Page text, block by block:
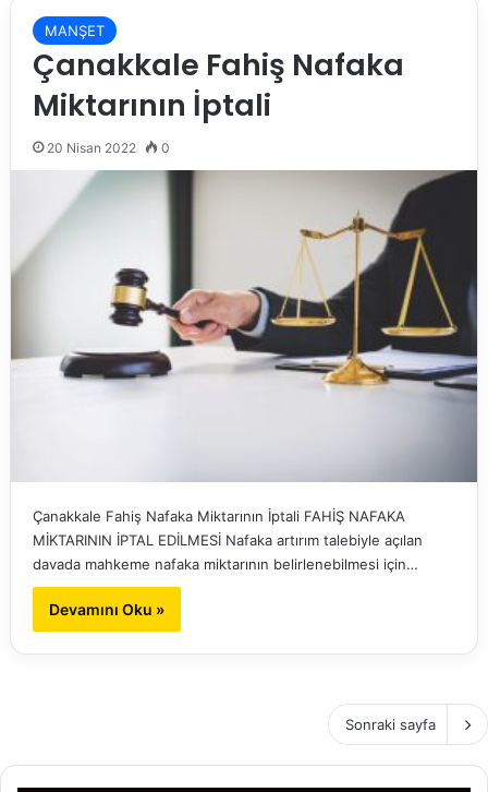
MANŞET
Çanakkale Fahiş Nafaka
Miktarının İptali
20 Nisan 2022 0
Çanakkale Fahiş Nafaka Miktarının İptali FAHİŞ NAFAKA
MİKTARININ İPTAL EDİLMESİ Nafaka artırım talebiyle açılan
davada mahkeme nafaka miktarının belirlenebilmesi için…
Devamını Oku »
Sonraki sayfa